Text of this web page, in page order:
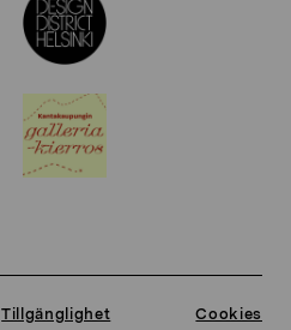
Tillgänglighet Cookies